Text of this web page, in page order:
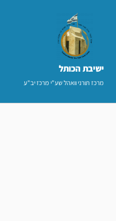
ישיבת הכותל​
מרכז תורני וואהל שע"י מרכז יב"ע